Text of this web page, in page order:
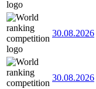
30.08.2026
30.08.2026